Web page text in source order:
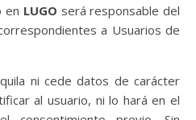
en LUGO será responsable del
a Usuarios de
ni cede datos de carácter
al usuario, ni lo hará en el